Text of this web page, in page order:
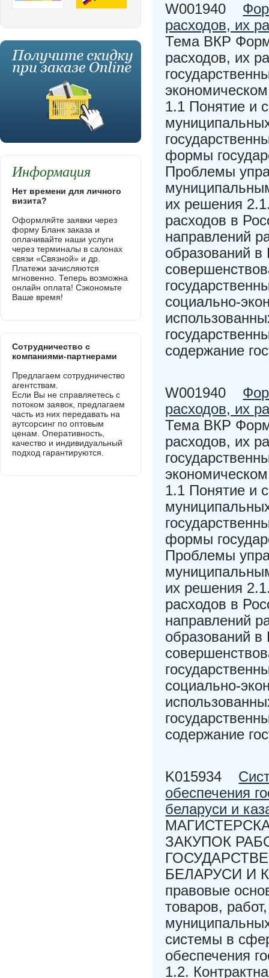
W001940
расходов, их
Тема ВКР
расходов, их
1.1 Понятие и
формы
Проблемы
их решения
расходов в
направлений
образований
социально-
содержание
W001940
расходов, их
Тема ВКР
расходов, их
1.1 Понятие и
формы
Проблемы
их решения
расходов в
направлений
образований
социально-
содержание
K015934
обеспечения
беларуси и
ЗАКУПОК
БЕЛАРУСИ И
правовые
товаров,
системы в
обеспечения
1.2.
Информация
Нет времени для личного
визита?
Оформляйте заявки через
форму Бланк заказа и
оплачивайте наши услуги
через терминалы в салонах
связи «Связной» и др.
Платежи зачисляются
мгновенно. Теперь возможна
онлайн оплата! Сэкономьте
Ваше время!
Сотрудничество с
компаниями-партнерами
Предлагаем сотрудничество
агентствам.
Если Вы не справляетесь с
потоком заявок, предлагаем
часть из них передавать на
аутсорсинг по оптовым
ценам. Оперативность,
качество и индивидуальный
подход гарантируются.